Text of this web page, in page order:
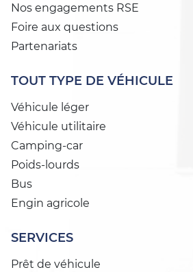
Nos engagements RSE
Foire aux questions
Partenariats
TOUT TYPE DE VÉHICULE
Véhicule léger
Véhicule utilitaire
Camping-car
Poids-lourds
Bus
Engin agricole
SERVICES
Prêt de véhicule